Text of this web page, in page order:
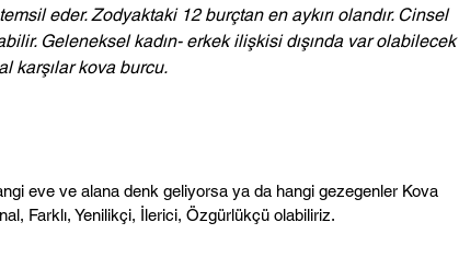
eder. Zodyaktaki 12 burçtan en aykırı olandır. Cinsel
Geleneksel kadın- erkek ilişkisi dışında var olabilecek
karşılar kova burcu.
eve ve alana denk geliyorsa ya da hangi gezegenler Kova
Farklı, Yenilikçi, İlerici, Özgürlükçü olabiliriz.